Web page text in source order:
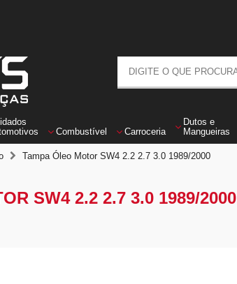
Combustível Carroceria
Dutos e
Mangueiras
Tampa Óleo Motor SW4 2.2 2.7 3.0 1989/2000
SW4 2.2 2.7 3.0 1989/2000